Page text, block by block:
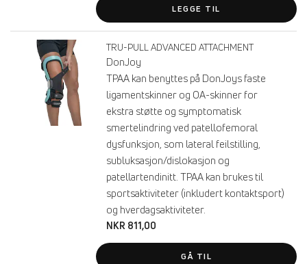
LEGGE TIL
TRU-PULL ADVANCED ATTACHMENT
DonJoy
TPAA kan benyttes på DonJoys faste
ligamentskinner og OA-skinner for
ekstra støtte og symptomatisk
smertelindring ved patellofemoral
dysfunksjon, som lateral feilstilling,
subluksasjon/dislokasjon og
patellartendinitt. TPAA kan brukes til
sportsaktiviteter (inkludert kontaktsport)
og hverdagsaktiviteter.
NKR 811,00
GÅ TIL